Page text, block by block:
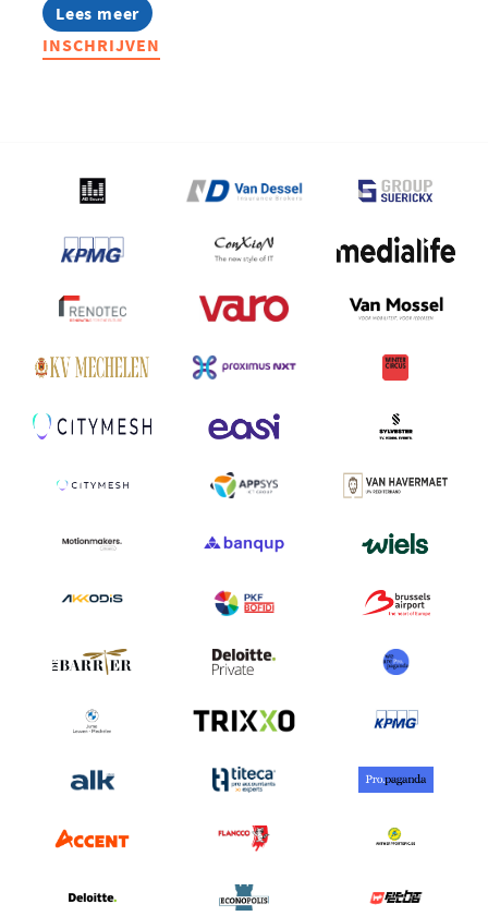
Lees meer
about
Plato
Walks:
INSCHRIJVEN